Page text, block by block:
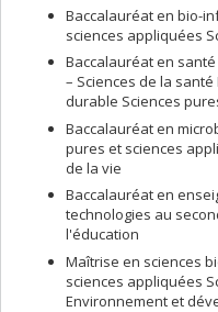
Baccalauréat en bio-
sciences appliquées
Baccalauréat en
– Sciences de la
durable Sciences
Baccalauréat en
pures et sciences
de la vie
Baccalauréat en
technologies au
l'éducation
Maîtrise en sciences
sciences appliquées
Environnement et